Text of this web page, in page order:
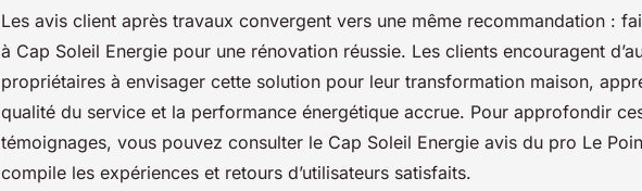
Les avis client après travaux convergent vers une même recommandation :
à Cap Soleil Energie pour une rénovation réussie. Les clients encouragent
propriétaires à envisager cette solution pour leur transformation maison,
qualité du service et la performance énergétique accrue. Pour approfondir
témoignages, vous pouvez consulter le Cap Soleil Energie avis du pro Le
compile les expériences et retours d’utilisateurs satisfaits.